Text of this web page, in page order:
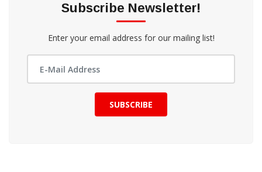
Subscribe Newsletter!
Enter your email address for our mailing list!
SUBSCRIBE